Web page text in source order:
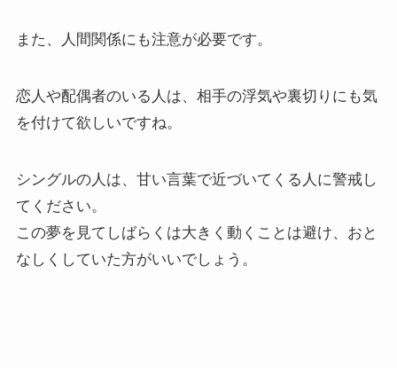
また、人間関係にも注意が必要です。
恋人や配偶者のいる人は、相手の浮気や裏切りにも気
を付けて欲しいですね。
シングルの人は、甘い言葉で近づいてくる人に警戒し
てください。
この夢を見てしばらくは大きく動くことは避け、おと
なしくしていた方がいいでしょう。